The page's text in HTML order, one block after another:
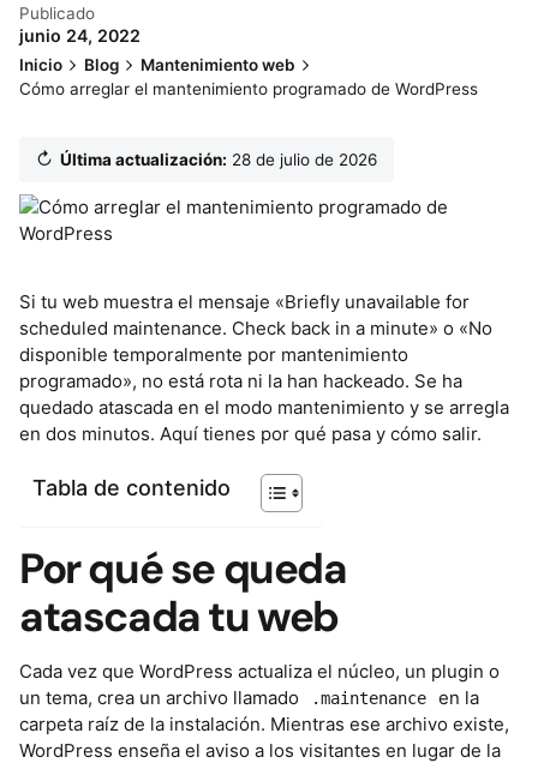
Publicado
junio 24, 2022
Inicio Blog
Mantenimiento web
Cómo arreglar el mantenimiento programado de WordPress
↻ Última actualización: 28 de julio de 2026
Si tu web muestra el mensaje «Briefly unavailable for
scheduled maintenance. Check back in a minute» o «No
disponible temporalmente por mantenimiento
programado», no está rota ni la han hackeado. Se ha
quedado atascada en el modo mantenimiento y se arregla
en dos minutos. Aquí tienes por qué pasa y cómo salir.
Tabla de contenido
Por qué se queda
atascada tu web
Cada vez que WordPress actualiza el núcleo, un plugin o
un tema, crea un archivo llamado
.maintenance
en la
carpeta raíz de la instalación. Mientras ese archivo existe,
WordPress enseña el aviso a los visitantes en lugar de la